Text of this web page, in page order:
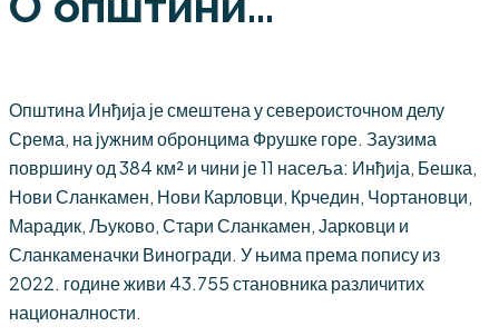
Општина Инђија је смештена у североисточном делу
Срема, на јужним обронцима Фрушке горе. Заузима
површину од 384 км² и чини је 11 насеља: Инђија, Бешка,
Нови Сланкамен, Нови Карловци, Крчедин, Чортановци,
Марадик, Љуково, Стари Сланкамен, Јарковци и
Сланкаменачки Виногради. У њима према попису из
2022. године живи 43.755 становника различитих
националности.